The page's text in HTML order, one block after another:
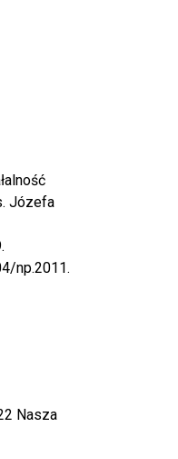
Józefa
np.2011.
Nasza